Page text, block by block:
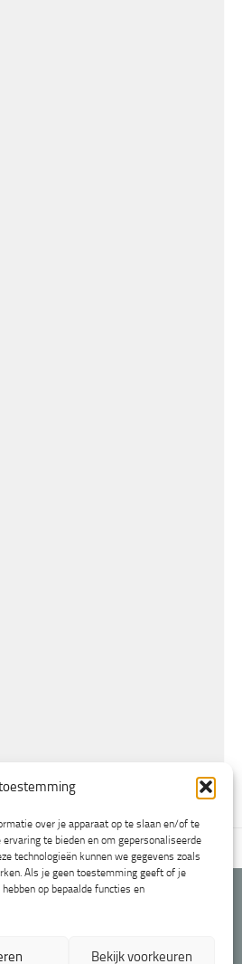
over je apparaat op te slaan en/of te
te bieden en om gepersonaliseerde
technologieën kunnen we gegevens zoals
Als je geen toestemming geeft of je
op bepaalde functies en
Bekijk voorkeuren